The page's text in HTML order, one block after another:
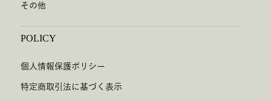
その他
POLICY
個人情報保護ポリシー
特定商取引法に基づく表示